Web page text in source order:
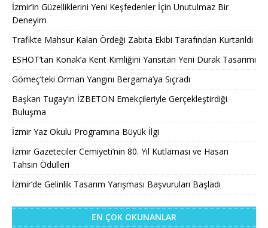
İzmir’in Güzelliklerini Yeni Keşfedenler İçin Unutulmaz Bir
Deneyim
Trafikte Mahsur Kalan Ördeği Zabıta Ekibi Tarafından Kurtarıldı
ESHOT’tan Konak’a Kent Kimliğini Yansıtan Yeni Durak Tasarımı
Gömeç’teki Orman Yangını Bergama’ya Sıçradı
Başkan Tugay’ın İZBETON Emekçileriyle Gerçekleştirdiği
Buluşma
İzmir Yaz Okulu Programına Büyük İlgi
İzmir Gazeteciler Cemiyeti’nin 80. Yıl Kutlaması ve Hasan
Tahsin Ödülleri
İzmir’de Gelinlik Tasarım Yarışması Başvuruları Başladı
EN ÇOK OKUNANLAR